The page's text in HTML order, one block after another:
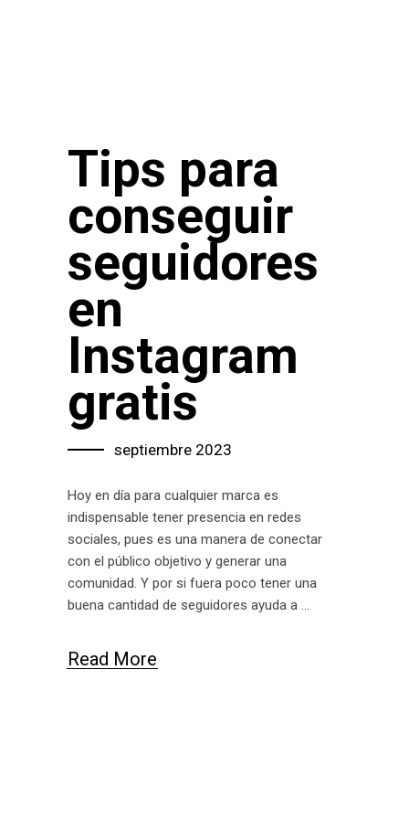
Tips para
conseguir
seguidores
en
Instagram
gratis
septiembre 2023
Hoy en día para cualquier marca es
indispensable tener presencia en redes
sociales, pues es una manera de conectar
con el público objetivo y generar una
comunidad. Y por si fuera poco tener una
buena cantidad de seguidores ayuda a
Read More